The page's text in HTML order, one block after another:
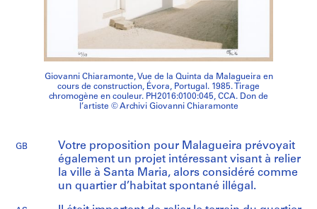
Giovanni Chiaramonte, Vue de la Quinta da Malagueira en
cours de construction, Évora, Portugal. 1985. Tirage
chromogène en couleur. PH2016:0100:045, CCA. Don de
l’artiste © Archivi Giovanni Chiaramonte
GB
Votre proposition pour Malagueira prévoyait
également un projet intéressant visant à relier
la ville à Santa Maria, alors considéré comme
un quartier d’habitat spontané illégal.